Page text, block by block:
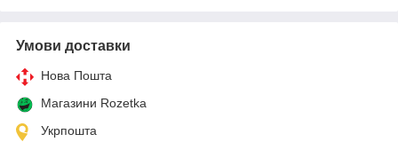
Умови доставки
Нова Пошта
Магазини Rozetka
Укрпошта